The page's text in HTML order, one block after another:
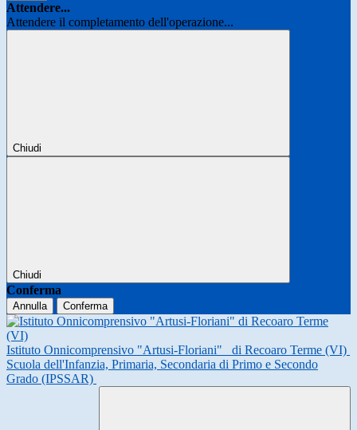
Attendere...
Attendere il completamento dell'operazione...
Chiudi
Chiudi
Conferma
Annulla Conferma
Istituto Onnicomprensivo "Artusi-Floriani"
di Recoaro Terme (VI)
Scuola dell'Infanzia, Primaria, Secondaria di Primo e Secondo
Grado (IPSSAR)